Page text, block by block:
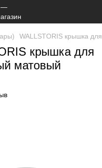
WALLSTORIS крышка
крышка для
матовый